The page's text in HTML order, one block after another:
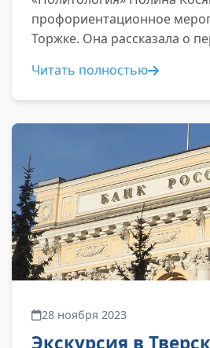
профориентационное
Торжке. Она рассказала о
Читать полностью
28 ноября 2023
Экскурсия в